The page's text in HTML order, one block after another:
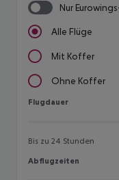
Nur
Alle Flüge
Mit Koffer
Ohne Koffer
Flugdauer
Flugdauer
Bis zu 24 Stunden
Abflugzeiten
Abflugzeiten